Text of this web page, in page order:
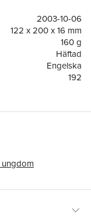
imagery, this
- "Daily
'a treasure-
which has been
"Narnia
best.
2003-10-06
122 x 200 x 16 mm
160 g
Häftad
Engelska
192
9780747562108